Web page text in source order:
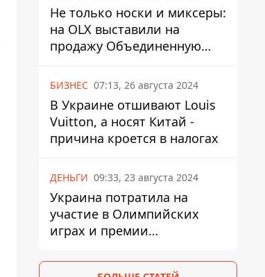
Не только носки и миксеры:
на OLX выставили на
продажу Объединенную
Горно-Химическую
Компанию за многие
миллиарды
БИЗНЕС 07:13, 26 августа 2024
В Украине отшивают Louis
Vuitton, а носят Китай -
причина кроется в налогах
ДЕНЬГИ 09:33, 23 августа 2024
Украина потратила на
участие в Олимпийских
играх и премии